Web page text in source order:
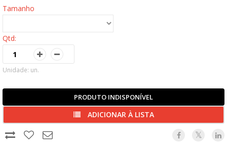
Tamanho
Qtd:
Unidade: un.
PRODUTO INDISPONÍVEL
ADICIONAR À LISTA